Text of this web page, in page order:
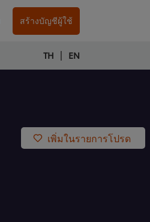
สร้างบัญชีผู้ใช้
TH | EN
เพิ่มในรายการโปรด